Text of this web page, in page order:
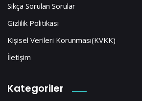
Sıkça Sorulan Sorular
Gizlilik Politikası
Kişisel Verileri Korunması(KVKK)
İletişim
Kategoriler